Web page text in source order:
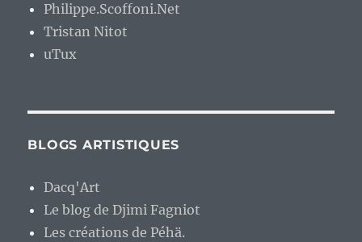
Philippe.Scoffoni.Net
Tristan Nitot
uTux
BLOGS ARTISTIQUES
Dacq'Art
Le blog de Djimi Fagniot
Les créations de Péhä.